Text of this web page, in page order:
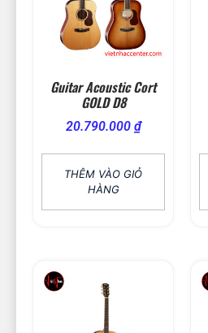
Guitar Acoustic Cort
GOLD D8
20.790.000 ₫
THÊM VÀO GIỎ
HÀNG